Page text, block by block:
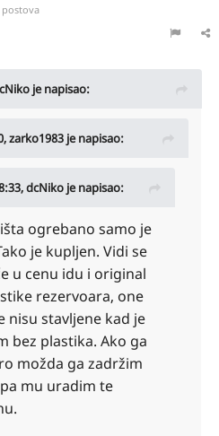
postova
je napisao:
zarko1983 je napisao:
dcNiko je napisao:
ogrebano samo je
je kupljen. Vidi se
u cenu idu i original
rezervoara, one
nisu stavljene kad je
bez plastika. Ako ga
možda ga zadržim
mu uradim te